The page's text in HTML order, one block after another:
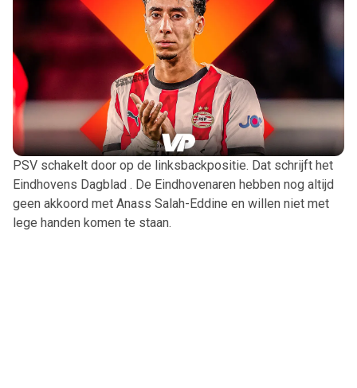
PSV schakelt door op de linksbackpositie. Dat schrijft het
Eindhovens Dagblad . De Eindhovenaren hebben nog altijd
geen akkoord met Anass Salah-Eddine en willen niet met
lege handen komen te staan.